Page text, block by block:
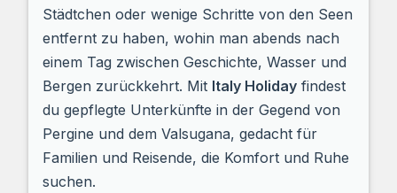
Städtchen oder wenige Schritte von den Seen
entfernt zu haben, wohin man abends nach
einem Tag zwischen Geschichte, Wasser und
Bergen zurückkehrt. Mit Italy Holiday findest
du gepflegte Unterkünfte in der Gegend von
Pergine und dem Valsugana, gedacht für
Familien und Reisende, die Komfort und Ruhe
suchen.